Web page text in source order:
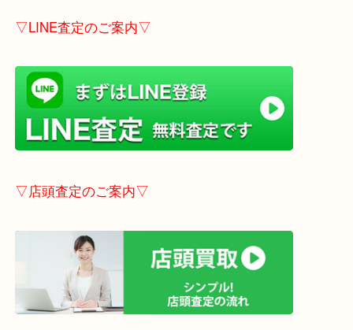
こちらはブログアップした時点での情報です。
最新の情報は一番新しいブログをご覧ください。
→こちら
事前にご連絡頂ければ内容によりますが受付時間終
▽LINE査定のご案内▽